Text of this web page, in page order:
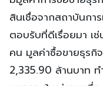
สินเชื่อจากสถาบันกา
ตอบรับที่ดีเรื่อยมา เ
คน มูลค่าซื้อขายธุรกิ
2,335.90 ล้านบาท ท